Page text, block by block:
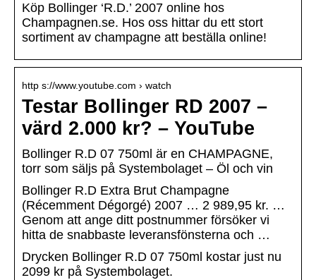
Köp Bollinger ‘R.D.’ 2007 online hos
Champagnen.se. Hos oss hittar du ett stort
sortiment av champagne att beställa online!
http s://www.youtube.com › watch
Testar Bollinger RD 2007 –
värd 2.000 kr? – YouTube
Bollinger R.D 07 750ml är en CHAMPAGNE,
torr som säljs på Systembolaget – Öl och vin
Bollinger R.D Extra Brut Champagne
(Récemment Dégorgé) 2007 … 2 989,95 kr. …
Genom att ange ditt postnummer försöker vi
hitta de snabbaste leveransfönsterna och …
Drycken Bollinger R.D 07 750ml kostar just nu
2099 kr på Systembolaget.